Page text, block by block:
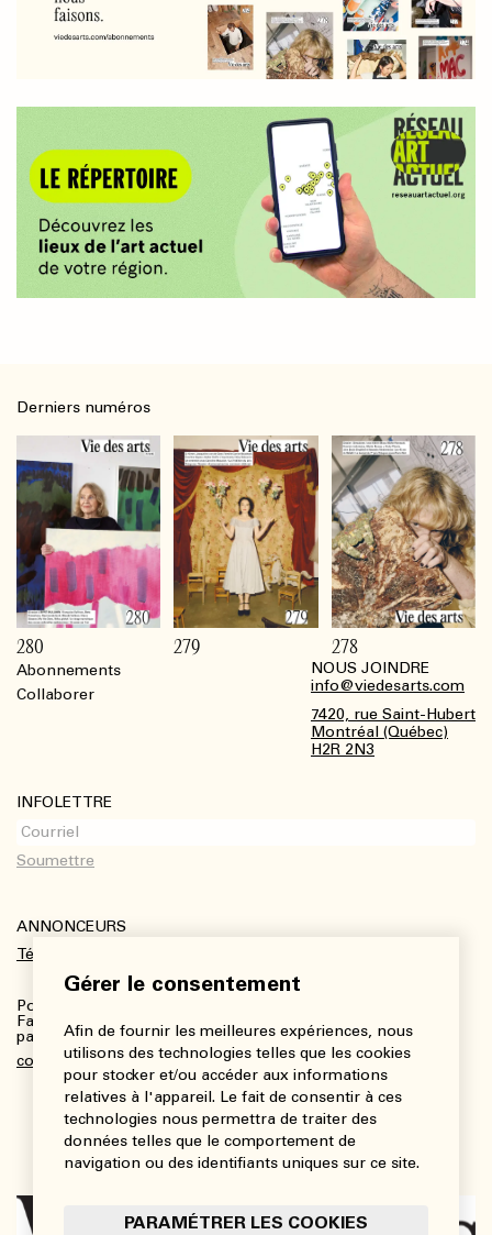
Gérer le consentement
Afin de fournir les meilleures expériences, nous
utilisons des technologies telles que les cookies
pour stocker et/ou accéder aux informations
relatives à l'appareil. Le fait de consentir à ces
technologies nous permettra de traiter des
données telles que le comportement de
navigation ou des identifiants uniques sur ce site.
PARAMÉTRER LES COOKIES
Abonnements
Collaborer
NOUS JOINDRE
info@viedesarts.com
7420, rue Saint-Hubert
Montréal (Québec)
H2R 2N3
INFOLETTRE
ANNONCEURS
Télécharger le kit média
Pour plus de renseignements :
Fanny Charbonneau, Responsable des communications,
partenariats et publicités
communications@viedesarts.com
Derniers numéros
280 279 278